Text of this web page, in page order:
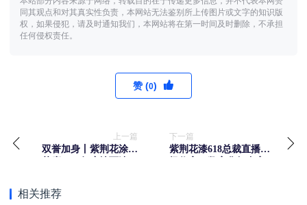
同其观点和对其真实性负责，本网站无法鉴别所上传图片或文字的知识版
权，如果侵犯，请及时通知我们，本网站将在第一时间及时删除，不承担
任何侵权责任。
赞 (0)
上一篇
双誉加身丨紫荆花涂料
下一篇
紫荆花漆618总裁直播专
相关推荐